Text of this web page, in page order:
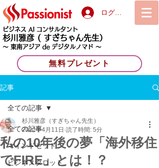
ログイン
ビジネス AI コンサルタント
杉川雅彦 ( すぎちゃん先生）
〜 東南アジア de デジタルノマド 〜
無料プレゼント
記事
全ての記事
マインドセット
ビジネスタロット
全ての記事
私の10年後の夢「海外移住
でFIRE」とは！？
杉川雅彦（すぎちゃん先生）
2022年4月11日 読了時間: 5分